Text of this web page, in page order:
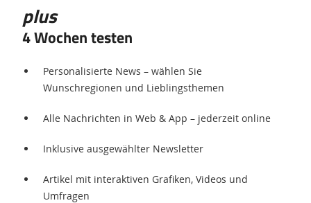
plus
4 Wochen testen
Personalisierte News – wählen Sie
Wunschregionen und Lieblingsthemen
Alle Nachrichten in Web & App – jederzeit online
Inklusive ausgewählter Newsletter
Artikel mit interaktiven Grafiken, Videos und
Umfragen